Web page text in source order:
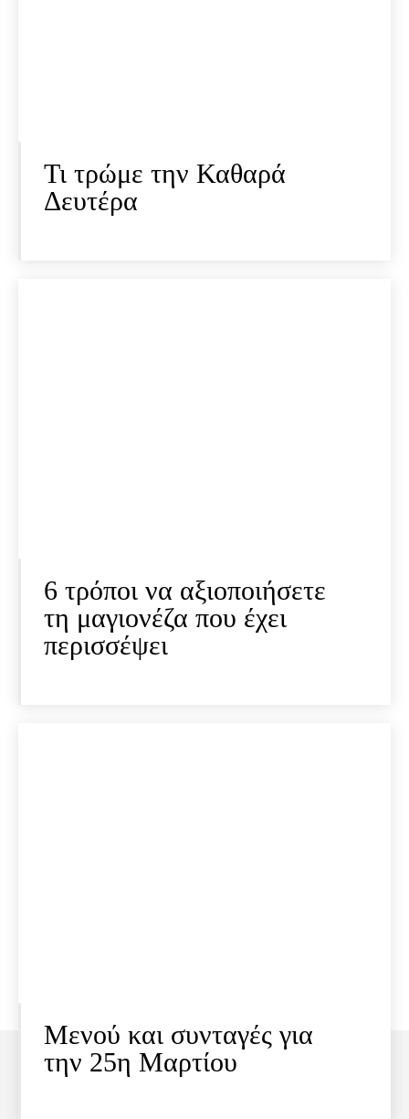
Τι τρώμε την Καθαρά
Δευτέρα
6 τρόποι να αξιοποιήσετε
τη μαγιονέζα που έχει
περισσέψει
Μενού και συνταγές για
την 25η Μαρτίου